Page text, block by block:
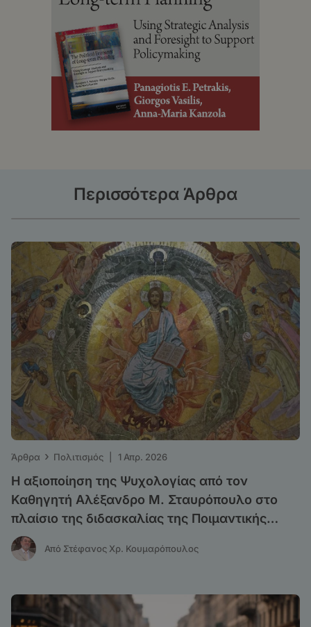
Περισσότερα Άρθρα
Άρθρα › Πολιτισμός 1 Απρ. 2026
Η αξιοποίηση της Ψυχολογίας από τον
Καθηγητή Αλέξανδρο Μ. Σταυρόπουλο στο
πλαίσιο της διδασκαλίας της Ποιμαντικής
Θεολογίας
Από Στέφανος Χρ. Κουμαρόπουλος